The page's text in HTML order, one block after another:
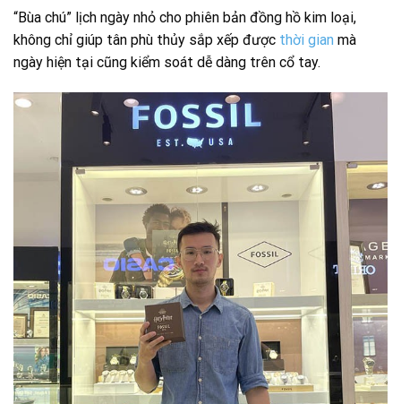
“Bùa chú” lịch ngày nhỏ cho phiên bản đồng hồ kim loại,
không chỉ giúp tân phù thủy sắp xếp được thời gian mà
ngày hiện tại cũng kiểm soát dễ dàng trên cổ tay.